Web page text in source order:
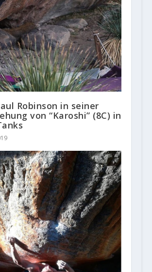
Robinson in seiner
von “Karoshi” (8C) in